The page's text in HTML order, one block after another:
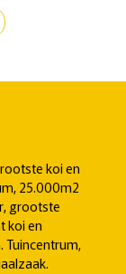
koi en
25.000m2
grootste
koi en
Tuincentrum,